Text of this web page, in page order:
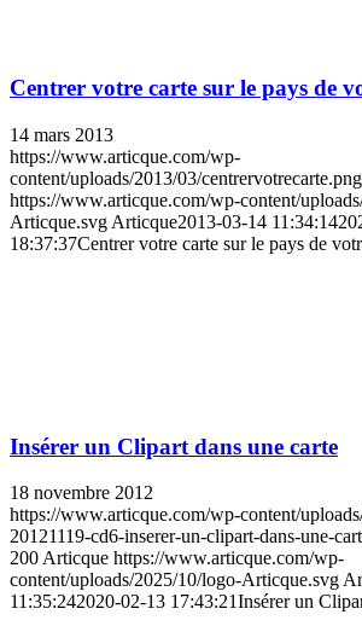
Centrer votre carte sur le pays de
14 mars 2013
https://www.articque.com/wp-
content/uploads/2013/03/centrervotrecarte.png
https://www.articque.com/wp-content/
Articque.svg Articque2013-03-14 11:34:14
18:37:37Centrer votre carte sur le pays de
Insérer un Clipart dans une carte
18 novembre 2012
https://www.articque.com/wp-content/
20121119-cd6-inserer-un-clipart-dans-une-
200Articque https://www.articque.com/wp-
content/uploads/2025/10/logo-Articque.svg
11:35:242020-02-13 17:43:21Insérer un